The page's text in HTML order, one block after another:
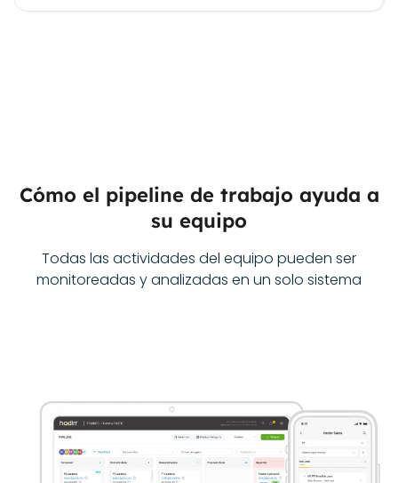
Cómo el pipeline de trabajo ayuda a
su equipo
Todas las actividades del equipo pueden ser
monitoreadas y analizadas en un solo sistema